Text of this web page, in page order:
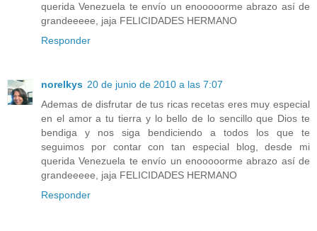
querida Venezuela te envío un enooooorme abrazo así de
grandeeeee, jaja FELICIDADES HERMANO
Responder
norelkys 20 de junio de 2010 a las 7:07
Ademas de disfrutar de tus ricas recetas eres muy especial
en el amor a tu tierra y lo bello de lo sencillo que Dios te
bendiga y nos siga bendiciendo a todos los que te
seguimos por contar con tan especial blog, desde mi
querida Venezuela te envío un enooooorme abrazo así de
grandeeeee, jaja FELICIDADES HERMANO
Responder